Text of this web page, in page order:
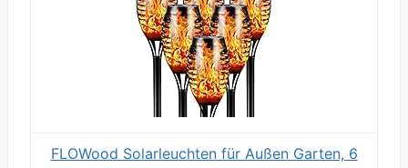
FLOWood Solarleuchten für Außen Garten, 6